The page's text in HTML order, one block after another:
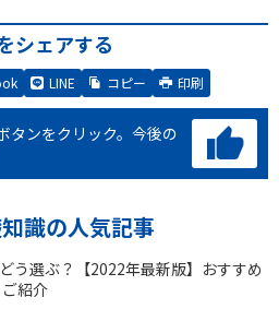
シェアする
LINE コピー 印刷
ンをクリック。 今後の
識の人気記事
う選ぶ？【2022年最新版】おすすめ
紹介